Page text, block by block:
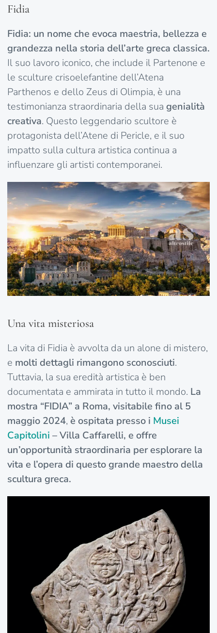
Fidia
Fidia: un nome che evoca maestria, bellezza e
grandezza nella storia dell’arte greca classica.
Il suo lavoro iconico, che include il Partenone e
le sculture crisoelefantine dell’Atena
Parthenos e dello Zeus di Olimpia, è una
testimonianza straordinaria della sua genialità
creativa. Questo leggendario scultore è
protagonista dell’Atene di Pericle, e il suo
impatto sulla cultura artistica continua a
influenzare gli artisti contemporanei.
Una vita misteriosa
La vita di Fidia è avvolta da un alone di mistero,
e molti dettagli rimangono sconosciuti.
Tuttavia, la sua eredità artistica è ben
documentata e ammirata in tutto il mondo. La
mostra “FIDIA” a Roma, visitabile fino al 5
maggio 2024, è ospitata presso i Musei
Capitolini – Villa Caffarelli, e offre
un’opportunità straordinaria per esplorare la
vita e l’opera di questo grande maestro della
scultura greca.